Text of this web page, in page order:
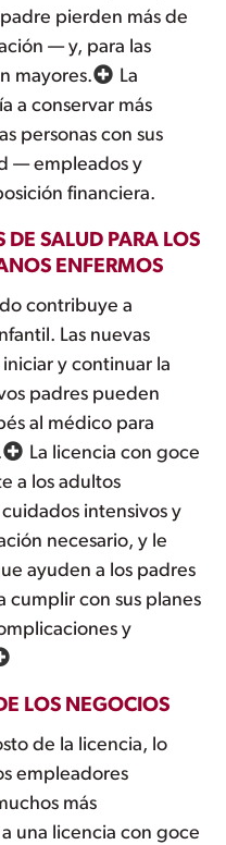
pierden más de
— y, para las
mayores.
La
a conservar más
personas con sus
— empleados y
financiera.
DE SALUD PARA LOS
ENFERMOS
contribuye a
Las nuevas
y continuar la
padres pueden
al médico para
La licencia con goce
a los adultos
intensivos y
necesario, y le
ayuden a los padres
cumplir con sus planes
y
LOS NEGOCIOS
de la licencia, lo
empleadores
más
una licencia con goce